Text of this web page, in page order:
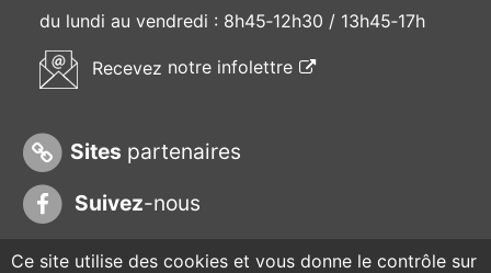
du lundi au vendredi : 8h45‑12h30 / 13h45‑17h
Recevez notre infolettre (ouvre une nouvelle
Sites partenaires
Suivez-nous
© CARA 2025 |Plan du site|Contact|
Ce site utilise des cookies et vous donne le contrôle sur